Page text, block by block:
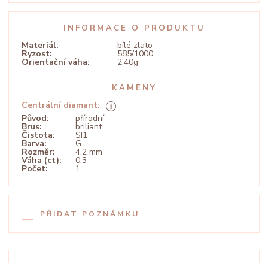
INFORMACE O PRODUKTU
Materiál: bílé zlato
Ryzost: 585/1000
Orientační váha: 2,40g
KAMENY
Centrální diamant:
Původ:
přírodní
Brus: briliant
Čistota: SI1
Barva: G
Rozměr: 4,2 mm
Váha (ct): 0,3
Počet: 1
PŘIDAT POZNÁMKU